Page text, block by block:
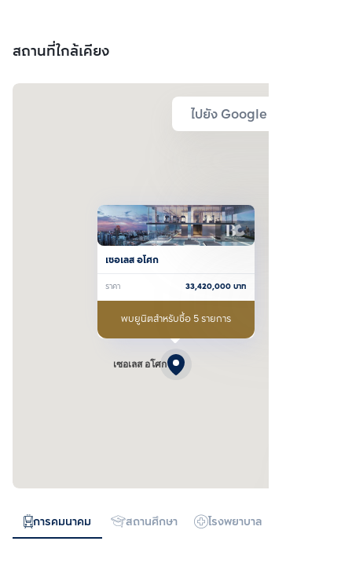
สถานที่ใกล้เคียง
ไปยัง Google Map
เซอเลส อโศก
เซอเลส อโศก
ราคา 33,420,000 บาท
พบยูนิตสำหรับซื้อ 5 รายการ
การคมนาคม สถานศึกษา โรงพยาบาล